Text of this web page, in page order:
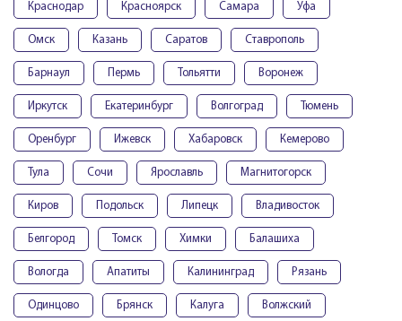
Краснодар Красноярск Самара Уфа
Омск Казань Саратов Ставрополь
Барнаул Пермь Тольятти Воронеж
Иркутск Екатеринбург Волгоград Тюмень
Оренбург Ижевск Хабаровск Кемерово
Тула Сочи Ярославль Магнитогорск
Киров Подольск Липецк Владивосток
Белгород Томск Химки Балашиха
Вологда Апатиты Калининград Рязань
Одинцово Брянск Калуга Волжский